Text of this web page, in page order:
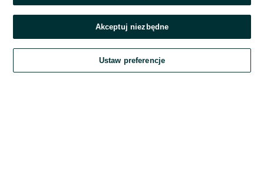
Zaloguj się
Kontynuując za pośrednictwem jednego z dostawców wskazanych powyżej,
OLX.pl w jego aktualnym brzmieniu.
Akceptuj niezbędne
Ustaw preferencje